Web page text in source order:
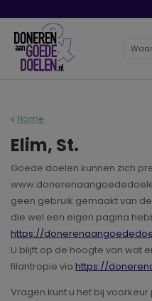
Home
Elim, St.
Goede doelen kunnen zich
geen gebruik gemaakt van
die wel een eigen pagina
https://
U blijft op de hoogte van wat
filantropie via https://
Vragen kunt u het bij